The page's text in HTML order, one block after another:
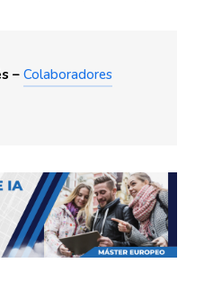
– Colaboradores